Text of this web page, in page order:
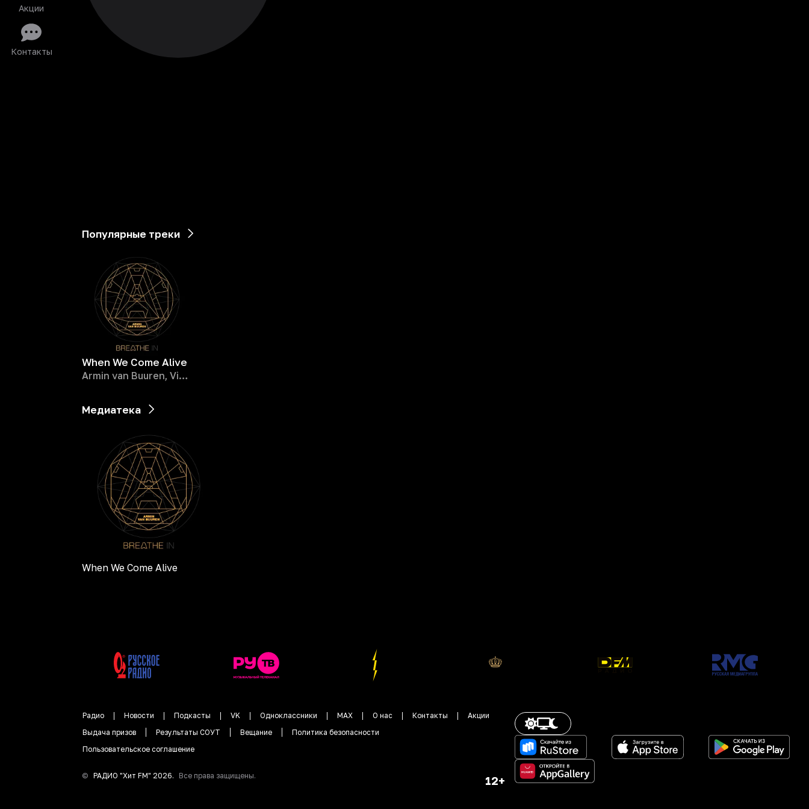
Акции
Контакты
Популярные треки
When We Come Alive
Armin van Buuren, Vini Vici, Alba
Медиатека
When We Come Alive
Радио Новости Подкасты VK Одноклассники MAX О нас Контакты
Акции
Выдача призов
Результаты СОУТ Вещание
Политика безопасности
Пользовательское соглашение
© РАДИО "Хит FM" 2026. Все права защищены. 12+